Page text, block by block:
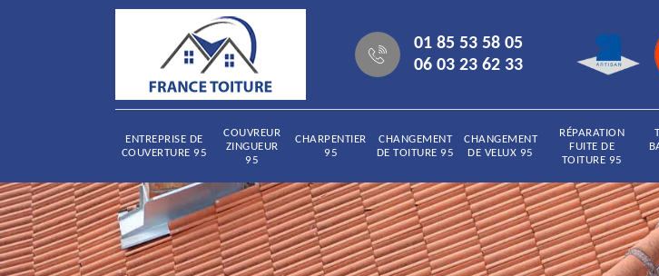
01 85 53 58 05
06 03 23 62 33
ENTREPRISE DE
COUVERTURE 95
COUVREUR
ZINGUEUR
95
CHARPENTIER
95
CHANGEMENT
DE TOITURE 95
CHANGEMENT
DE VELUX 95
RÉPARATION
FUITE DE
TOITURE 95